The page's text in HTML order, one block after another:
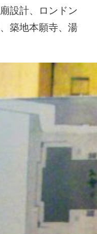
設計、ロンドン
築地本願寺、湯